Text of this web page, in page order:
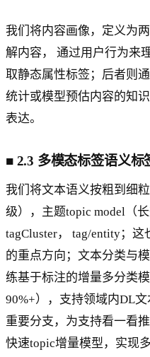
我们将内容画像，定义为
解内容， 通过用户行为来
取静态属性标签；后者则
统计或模型预估内容的知
表达。
■ 2.3 多模态标签语义标
我们将文本语义按粗到细
级），主题topic model（
tagCluster， tag/entity；
的重点方向；文本分类与
练基于标注的增量多分类
90%+），支持领域内DL
重要分支，为支持看一看
快速topic增量模型，实现